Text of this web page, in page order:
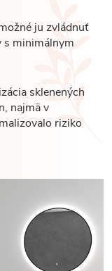
ju zvládnuť
s minimálnym
sklenených
najmä v
riziko